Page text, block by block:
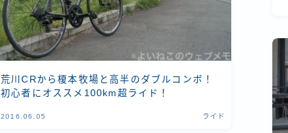
荒川CRから榎本牧場と高半のダブルコンボ！
初心者にオススメ100km超ライド！
2016.06.05 ライド